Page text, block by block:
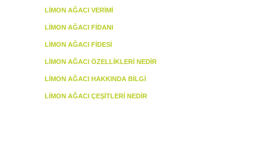
LIMON AĞACI VERIMI
LIMON AĞACI FIDANI
LIMON AĞACI FIDESI
LIMON AĞACI ÖZELLIKLERI NEDIR
LIMON AĞACI HAKKINDA BILGI
LIMON AĞACI ÇEŞITLERI NEDIR